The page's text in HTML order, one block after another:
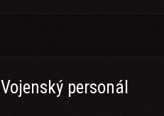
Vojenský personál